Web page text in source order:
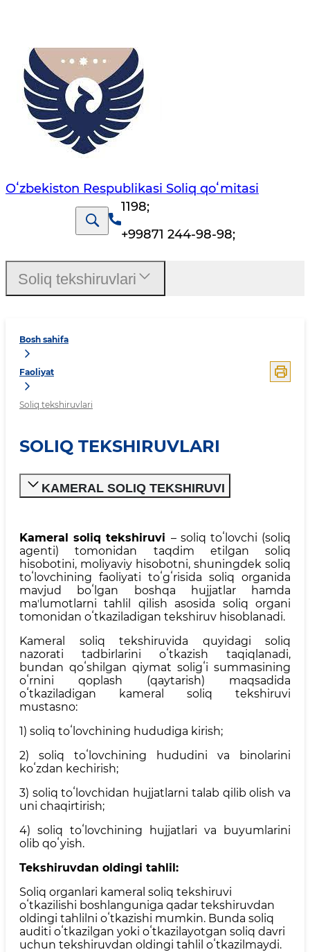
Oʻzbekiston Respublikasi Soliq qoʻmitasi
1198;
+99871 244-98-98;
Bosh sahifa
Faoliyat
Soliq tekshiruvlari
SOLIQ TEKSHIRUVLARI
KAMERAL SOLIQ TEKSHIRUVI
Kameral soliq tekshiruvi – soliq toʻlovchi (soliq
agenti) tomonidan taqdim etilgan soliq
hisobotini, moliyaviy hisobotni, shuningdek soliq
toʻlovchining faoliyati toʻgʻrisida soliq organida
mavjud boʻlgan boshqa hujjatlar hamda
maʼlumotlarni tahlil qilish asosida soliq organi
tomonidan oʻtkaziladigan tekshiruv hisoblanadi.
Kameral soliq tekshiruvida quyidagi soliq
nazorati tadbirlarini oʻtkazish taqiqlanadi,
bundan qoʻshilgan qiymat soligʻi summasining
oʻrnini qoplash (qaytarish) maqsadida
oʻtkaziladigan kameral soliq tekshiruvi
mustasno:
1) soliq toʻlovchining hududiga kirish;
2) soliq toʻlovchining hududini va binolarini
koʻzdan kechirish;
3) soliq toʻlovchidan hujjatlarni talab qilib olish va
uni chaqirtirish;
4) soliq toʻlovchining hujjatlari va buyumlarini
olib qoʻyish.
Tekshiruvdan oldingi tahlil:
Soliq organlari kameral soliq tekshiruvi
oʻtkazilishi boshlanguniga qadar tekshiruvdan
oldingi tahlilni oʻtkazishi mumkin. Bunda soliq
auditi oʻtkazilgan yoki oʻtkazilayotgan soliq davri
uchun tekshiruvdan oldingi tahlil oʻtkazilmaydi.
Soliq tekshiruvlari